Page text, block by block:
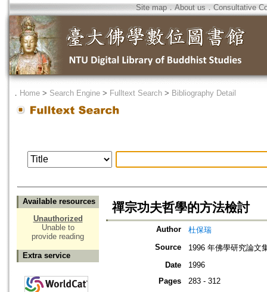
Site map．About us ． Consultative
． Home > Search Engine > Fulltext Search > Bibliography Detail
Available resources
Unauthorized
Unable to
provide reading
Extra service
禪宗功夫哲學的方法檢討
Author
杜保瑞
Source
1996 年佛學研究論文
Date
1996
Pages
283 - 312